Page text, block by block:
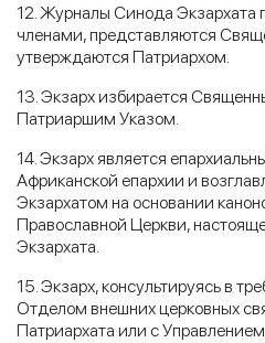
12. Журналы Синода Экзархата
членами, представляются
утверждаются Патриархом.
13. Экзарх избирается
Патриаршим Указом.
14. Экзарх является
Африканской епархии и
Экзархатом на основании
Православной Церкви,
Экзархата.
15. Экзарх, консультируясь в
Отделом внешних церковных
Патриархата или с